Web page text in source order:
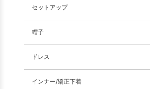
セットアップ
帽子
ドレス
インナー/矯正下着